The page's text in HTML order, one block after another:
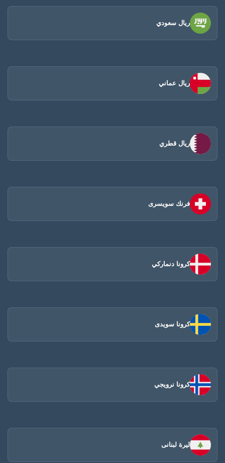
ريال سعودي
ريال عماني
ريال قطري
فرنك سويسرى
كرونا دنماركي
كرونا سويدى
كرونا نرويجي
ليرة لبنانى